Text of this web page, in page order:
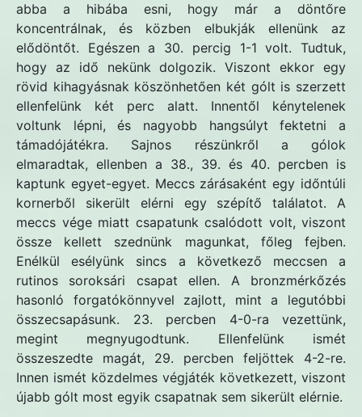
abba a hibába esni, hogy már a döntőre
koncentrálnak, és közben elbukják ellenünk az
elődöntőt. Egészen a 30. percig 1-1 volt. Tudtuk,
hogy az idő nekünk dolgozik. Viszont ekkor egy
rövid kihagyásnak köszönhetően két gólt is szerzett
ellenfelünk két perc alatt. Innentől kénytelenek
voltunk lépni, és nagyobb hangsúlyt fektetni a
támadójátékra. Sajnos részünkről a gólok
elmaradtak, ellenben a 38., 39. és 40. percben is
kaptunk egyet-egyet. Meccs zárásaként egy időntúli
kornerből sikerült elérni egy szépítő találatot. A
meccs vége miatt csapatunk csalódott volt, viszont
össze kellett szednünk magunkat, főleg fejben.
Enélkül esélyünk sincs a következő meccsen a
rutinos soroksári csapat ellen. A bronzmérkőzés
hasonló forgatókönnyvel zajlott, mint a legutóbbi
összecsapásunk. 23. percben 4-0-ra vezettünk,
megint megnyugodtunk. Ellenfelünk ismét
összeszedte magát, 29. percben feljöttek 4-2-re.
Innen ismét közdelmes végjáték következett, viszont
újabb gólt most egyik csapatnak sem sikerült elérnie.